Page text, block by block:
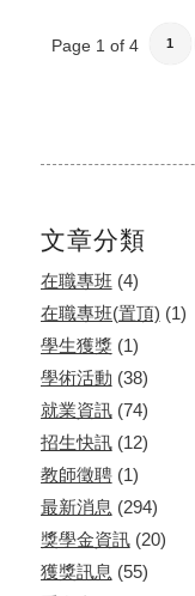
Page 1 of 4 1
文章分類
在職專班 (4)
在職專班(置頂) (1)
學生獲獎 (1)
學術活動 (38)
就業資訊(74)
招生快訊(12)
教師徵聘(1)
最新消息 (294)
獎學金資訊(20)
獲獎訊息 (55)